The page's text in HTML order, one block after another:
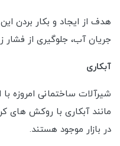
هدف از ایجاد و بکار بردن
جریان آب، جلوگیری از
آبکاری
شیرآلات ساختمانی امروزه
مانند آبکاری با روکش های
در بازار موجود هستند.